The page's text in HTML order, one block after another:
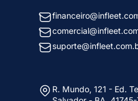
R. Mundo, 121 - Ed.